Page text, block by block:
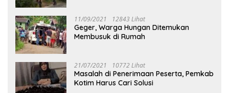
11/09/2021 12843 Lihat
Geger, Warga Hungan Ditemukan
Membusuk di Rumah
21/07/2021 10772 Lihat
Masalah di Penerimaan Peserta, Pemkab
Kotim Harus Cari Solusi